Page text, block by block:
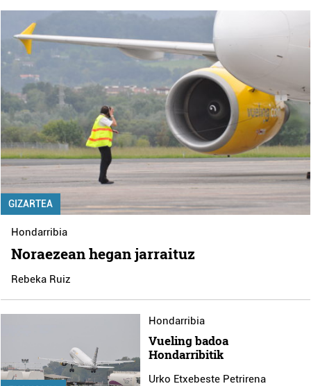
GIZARTEA
Hondarribia
Noraezean hegan jarraituz
Rebeka Ruiz
Hondarribia
Vueling badoa
Hondarribitik
Urko Etxebeste Petrirena